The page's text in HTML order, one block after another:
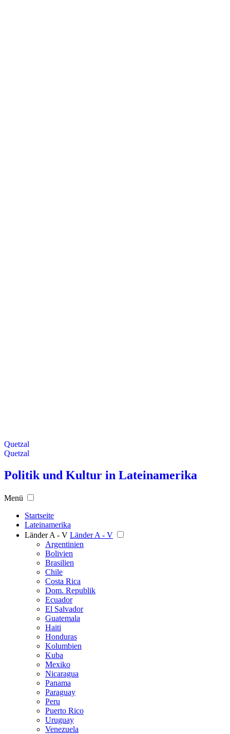
Quetzal
Quetzal
Politik und Kultur in Lateinamerika
Menü
Startseite
Lateinamerika
Länder A - V Länder A - V
Argentinien
Bolivien
Brasilien
Chile
Costa Rica
Dom. Republik
Ecuador
El Salvador
Guatemala
Haiti
Honduras
Kolumbien
Kuba
Mexiko
Nicaragua
Panama
Paraguay
Peru
Puerto Rico
Uruguay
Venezuela